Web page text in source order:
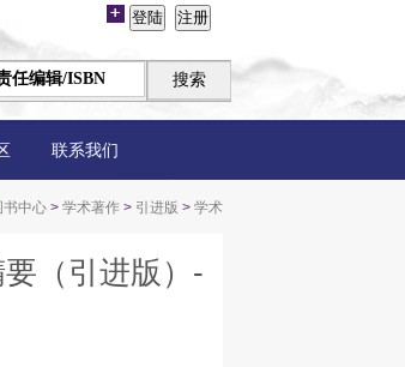
联系我们
书中心 > 学术著作 > 引进版 > 学术
（引进版）-